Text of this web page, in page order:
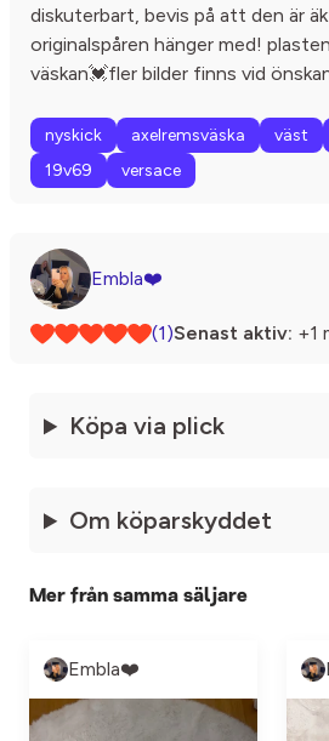
diskuterbart, bevis på att den är
originalspåren hänger med!
väskan💓fler bilder finns vid
nyskick axelremsväska väst
19v69
versace
Embla❤️
(1)Senast aktiv: +1
Köpa via plick
Om köparskyddet
Mer från samma säljare
Embla❤️